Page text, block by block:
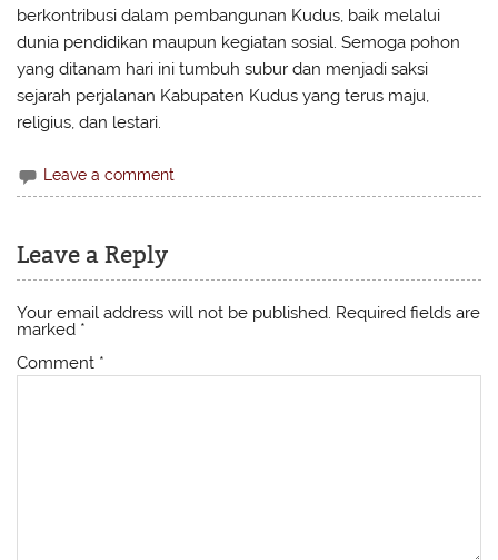
berkontribusi dalam pembangunan Kudus, baik melalui
dunia pendidikan maupun kegiatan sosial. Semoga pohon
yang ditanam hari ini tumbuh subur dan menjadi saksi
sejarah perjalanan Kabupaten Kudus yang terus maju,
religius, dan lestari.
Leave a comment
Leave a Reply
Your email address will not be published. Required fields are
marked *
Comment *